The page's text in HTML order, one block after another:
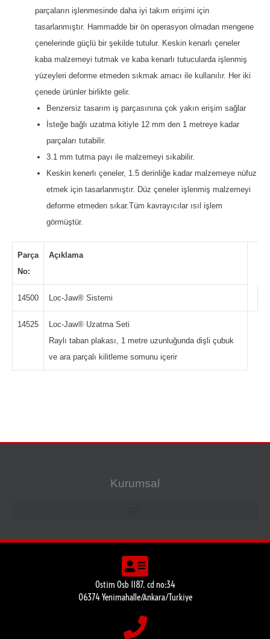
parçaların işlenmesinde daha iyi takım erişimi için
tasarlanmıştır. Hammadde bir ön operasyon olmadan mengene
çenelerinde güçlü bir şekilde tutulur. Keskin kenarlı çeneler
kaba malzemeyi tutmak ve kaba kenarlı tutucularda işlenmiş
yüzeyleri deforme etmeden sıkmak amacı ile kullanılır. Her iki
çenede ürünler birlikte gelir.
Benzersiz tasarım iş parçasınına çok yakın erişim sağlar
İsteğe bağlı uzatma kitiyle 12 mm den 1 metreye kadar
parçaları tutabilir.
3.1 mm tutma payı ile malzemeyi sıkabilir.
Keskin kenerlı çeneler, 1.5 derinliğe kadar malzemeye nüfuz
etmek için tasarlanmıştır. Düz çeneler işlenmiş malzemeyi
deforme etmeden sıkar.Tüm kavrayıcılar ısıl işlem
görmüştür.
Parça
No:
Açıklama
14500 Loc-Jaw® Sistemi
14525
Loc-Jaw® Uzatma Seti
Raylı taban plakası, 1 metre uzunluğunda dişli çubuk
ve ara parçalı kilitleme somunu içerir
Kurumsal
Ostim Osb 1187. cd no:34
06374 Yenimahalle/Ankara/Turkiye